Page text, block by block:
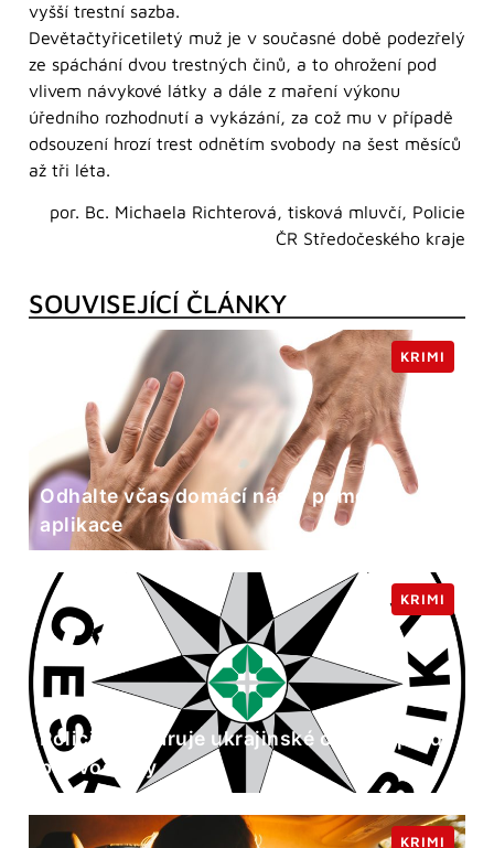
vyšší trestní sazba.
Devětačtyřicetiletý muž je v současné době podezřelý
ze spáchání dvou trestných činů, a to ohrožení pod
vlivem návykové látky a dále z maření výkonu
úředního rozhodnutí a vykázání, za což mu v případě
odsouzení hrozí trest odnětím svobody na šest měsíců
až tři léta.
por. Bc. Michaela Richterová, tisková mluvčí, Policie
ČR Středočeského kraje
SOUVISEJÍCÍ ČLÁNKY
Odhalte včas domácí násilí pomocí
aplikace
KRIMI
Policie ČR varuje ukrajinské občany před
podvodníky
KRIMI
KRIMI